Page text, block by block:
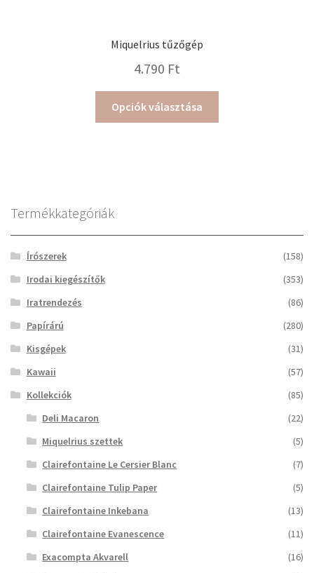
Miquelrius tűzőgép
4.790 Ft
Opciók választása
a
termékoldalon
Termékkategóriák
Írószerek
(158)
Irodai kiegészítők
(353)
Iratrendezés
(86)
Papírárú
(280)
Kisgépek
(31)
Kawaii
(57)
Kollekciók
(85)
Deli Macaron
(22)
Miquelrius szettek
(5)
Clairefontaine Le Cersier Blanc
(7)
Clairefontaine Tulip Paper
(5)
Clairefontaine Inkebana
(13)
Clairefontaine Evanescence
(11)
Exacompta Akvarell
(16)